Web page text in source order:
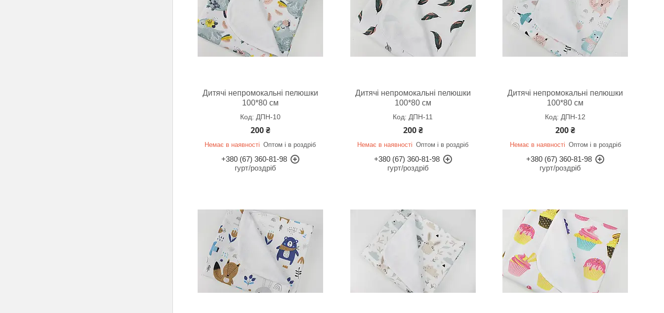
Дитячі непромокальні пелюшки
100*80 см
ДПН-10
200 ₴
Немає в наявності Оптом і в роздріб
+380 (67) 360-81-98
гурт/роздріб
Дитячі непромокальні пелюшки
100*80 см
ДПН-11
200 ₴
Немає в наявності Оптом і в роздріб
+380 (67) 360-81-98
гурт/роздріб
Дитячі непромокальні пелюшки
100*80 см
ДПН-12
200 ₴
Немає в наявності Оптом і в роздріб
+380 (67) 360-81-98
гурт/роздріб